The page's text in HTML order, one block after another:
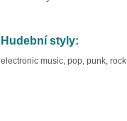
Hudební styly:
electronic music, pop, punk, rock